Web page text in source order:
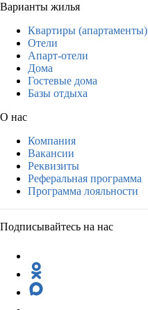
Варианты жилья
Квартиры (апартаменты)
Отели
Апарт-отели
Дома
Гостевые дома
Базы отдыха
О нас
Компания
Вакансии
Реквизиты
Реферальная программа
Программа лояльности
Подписывайтесь на нас